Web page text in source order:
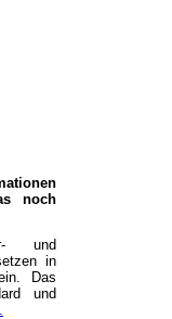
noch
und
in
Das
und